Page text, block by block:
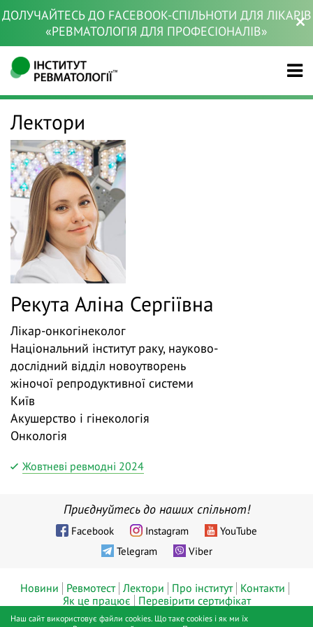
ДОЛУЧАЙТЕСЬ ДО FACEBOOK-СПІЛЬНОТИ ДЛЯ ЛІКАРІВ
«РЕВМАТОЛОГІЯ ДЛЯ ПРОФЕСІОНАЛІВ»
Лектори
Рекута Аліна Сергіївна
Лікар-онкогінеколог
Національний інститут раку, науково-
дослідний відділ новоутворень
жіночої репродуктивної системи
Київ
Акушерство і гінекологія
Онкологія
Жовтневі ревмодні 2024
Приєднуйтесь до наших спільнот!
Facebook Instagram
YouTube
Telegram
Viber
Новини Ревмотест Лектори Про інститут Контакти
Як це працює
Перевірити сертифікат
Наш сайт використовує файли cookies. Що таке cookies і як ми їх